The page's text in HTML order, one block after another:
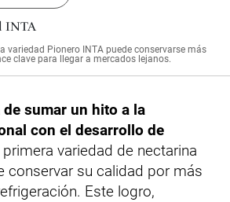
variedad Pionero INTA puede conservarse más
clave para llegar a mercados lejanos.
de sumar un hito a la
con el desarrollo de
primera variedad de nectarina
conservar su calidad por más
Este logro,